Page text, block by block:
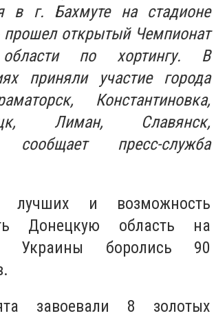
в г. Бахмуте на стадионе
прошел открытый Чемпионат
по хортингу. В
приняли участие города
Константиновка,
Лиман, Славянск,
сообщает пресс-служба
лучших и возможность
Донецкую область на
Украины боролись 90
завоевали 8 золотых